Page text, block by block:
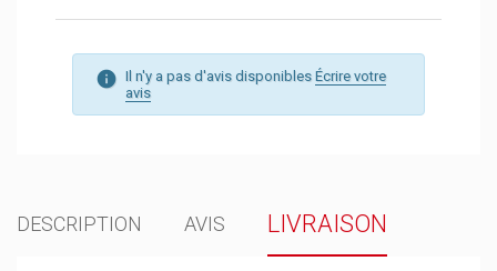
Il n'y a pas d'avis disponibles Écrire votre
avis
DESCRIPTION AVIS LIVRAISON